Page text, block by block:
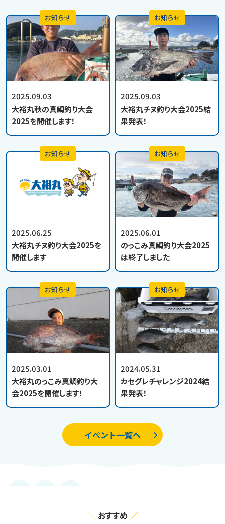
2025.09.03
大裕丸秋の真鯛釣り大会
2025を開催します！
お知らせ
2025.09.03
大裕丸チヌ釣り大会2025結
果発表！
お知らせ
2025.06.25
大裕丸チヌ釣り大会2025を
開催します
お知らせ
2025.06.01
のっこみ真鯛釣り大会2025
は終了しました
お知らせ
2025.03.01
大裕丸のっこみ真鯛釣り大
会2025を開催します！
お知らせ
2024.05.31
カセグレチャレンジ2024結
果発表！
お知らせ
イベント一覧へ
おすすめ